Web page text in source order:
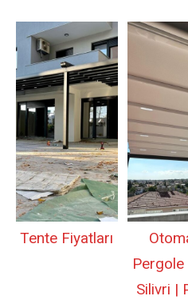
Tente Fiyatları
Pergole
Silivri |